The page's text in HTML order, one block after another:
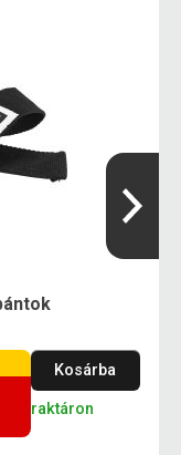
Kosárba
raktáron